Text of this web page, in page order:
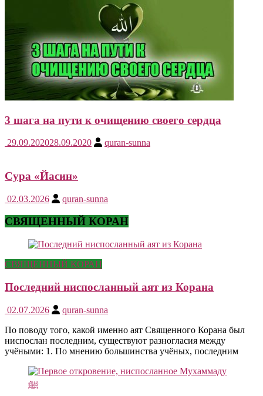
3 шага на пути к очищению своего сердца
29.09.202028.09.2020 quran-sunna
Сура «Йасин»
02.03.2026 quran-sunna
СВЯЩЕННЫЙ КОРАН
СВЯЩЕННЫЙ КОРАН
Последний ниспосланный аят из Корана
02.07.2026
quran-sunna
По поводу того, какой именно аят Священного Корана был
ниспослан последним, существуют разногласия между
учёными: 1. По мнению большинства учёных, последним